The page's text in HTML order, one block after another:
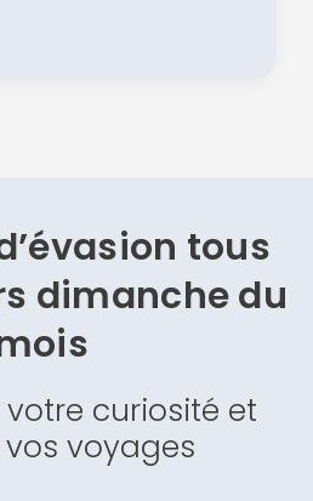
tous
dimanche du
votre curiosité et
voyages